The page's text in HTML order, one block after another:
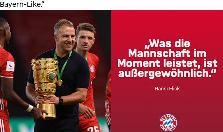
Bayern-Like.“